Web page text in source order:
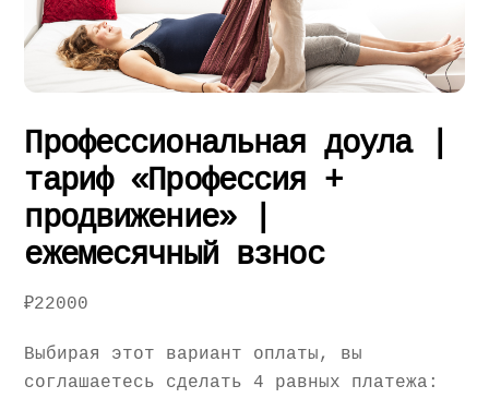
Профессиональная доула |
тариф «Профессия +
продвижение» |
ежемесячный взнос
₽22000
Выбирая этот вариант оплаты, вы
соглашаетесь сделать 4 равных платежа: